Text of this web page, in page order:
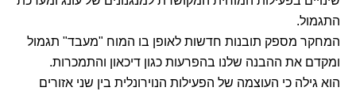
התגמול.
המחקר מספק תובנות חדשות לאופן בו המוח "מעבד" תגמול
ומקדם את ההבנה שלנו בהפרעות כגון דיכאון והתמכרות.
הוא גילה כי העוצמה של הפעילות הנוירונלית בין שני אזורים